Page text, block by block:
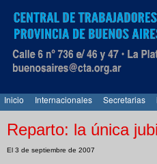
Inicio Internacionales Secretarias
Reparto: la única
El 3 de septiembre de 2007